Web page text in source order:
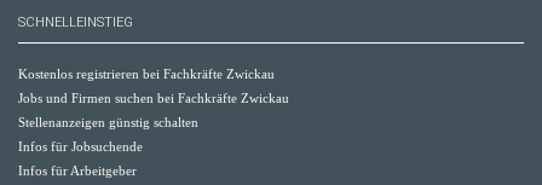
SCHNELLEINSTIEG
Kostenlos registrieren bei Fachkräfte Zwickau
Jobs und Firmen suchen bei Fachkräfte Zwickau
Stellenanzeigen günstig schalten
Infos für Jobsuchende
Infos für Arbeitgeber